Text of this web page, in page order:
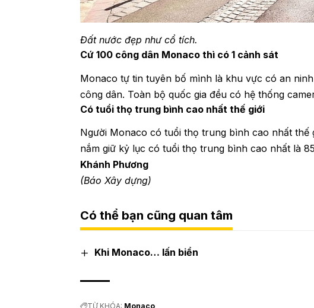
Đất nước đẹp như cổ tích.
Cứ 100 công dân Monaco thì có 1 cảnh sát
Monaco tự tin tuyên bố mình là khu vực có an
công dân. Toàn bộ quốc gia đều có hệ thống
Có tuổi thọ trung bình cao nhất thế giới
Người Monaco có tuổi thọ trung bình cao nhất thế
nắm giữ kỷ lục có tuổi thọ trung bình cao nhất là
Khánh Phương
(Báo Xây dựng)
Có thể bạn cũng quan tâm
Khi Monaco… lấn biển
TỪ KHÓA: Monaco